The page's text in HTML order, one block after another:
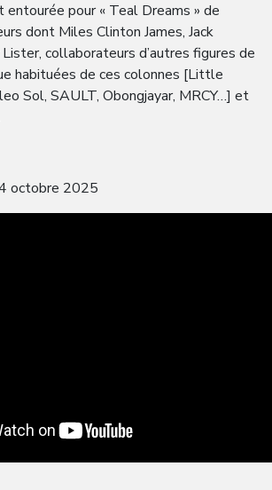
entourée pour « Teal Dreams » de
dont Miles Clinton James, Jack
collaborateurs d’autres figures de
habituées de ces colonnes [Little
Sol, SAULT, Obongjayar, MRCY…] et
octobre 2025